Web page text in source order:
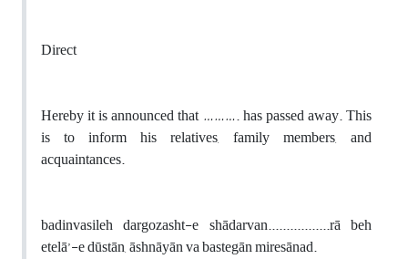
Direct
Hereby it is announced that ………. has passed away. This
is to inform his relatives, family members, and
acquaintances.
badinvasileh dargozasht-e shādarvan.................rā beh
etelā’-e dūstān, āshnāyān va bastegān miresānad.